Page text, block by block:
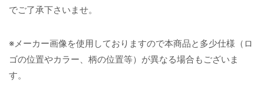
でご了承下さいませ。
※メーカー画像を使用しておりますので本商品と多少仕様（ロ
ゴの位置やカラー、柄の位置等）が異なる場合もございま
す。